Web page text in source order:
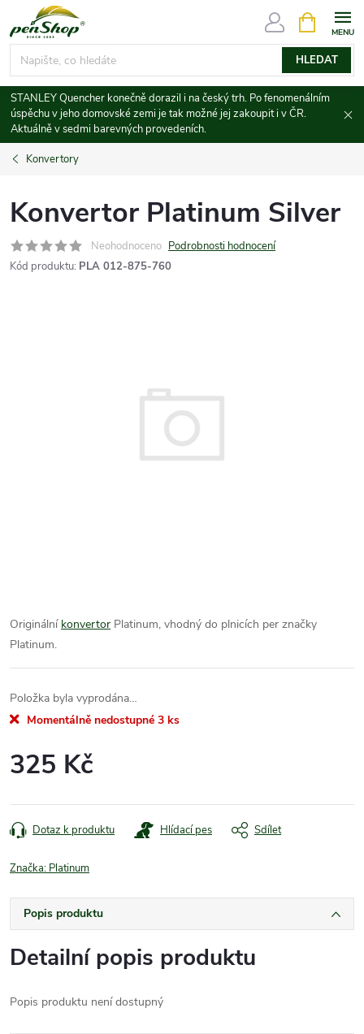
na
obsah
HLEDAT
NÁKUPNÍ
KOŠÍK
STANLEY Quencher konečně dorazil i na český trh. Po fenomenálním
úspěchu v jeho domovské zemi je tak možné jej zakoupit i v ČR.
Aktuálně v sedmi barevných provedeních.
Konvertory
Konvertor Platinum Silver
Neohodnoceno Podrobnosti hodnocení
Kód produktu: PLA 012-875-760
Originální konvertor Platinum, vhodný do plnicích per značky
Platinum.
Položka byla vyprodána…
Momentálně nedostupné 3 ks
325 Kč
cena:
Dotaz k produktu Hlídací pes Sdílet
Značka: Platinum
Popis produktu
Detailní popis produktu
Popis produktu není dostupný